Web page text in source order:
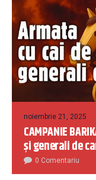
noiembrie 21, 2025
CAMPANIE
și generali de
0 Comentariu